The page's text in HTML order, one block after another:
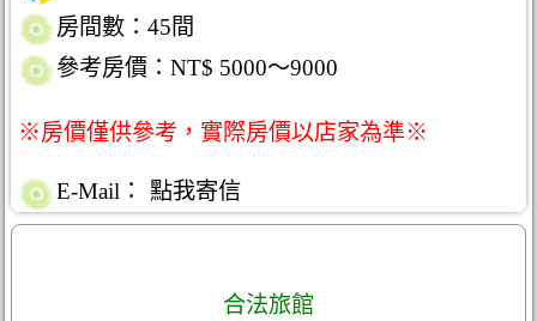
房間數：45間
參考房價：NT$ 5000～9000
※房價僅供參考，實際房價以店家為準※
E-Mail： 點我寄信
合法旅館